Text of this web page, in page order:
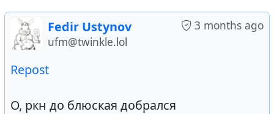
3 months ago
Fedir Ustynov
ufm@twinkle.lol
Repost
О, ркн до блюская добрался